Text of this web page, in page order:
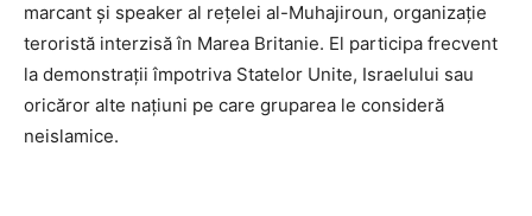
marcant şi speaker al reţelei al-Muhajiroun, organizaţie
teroristă interzisă în Marea Britanie. El participa frecvent
la demonstraţii împotriva Statelor Unite, Israelului sau
oricăror alte naţiuni pe care gruparea le consideră
neislamice.